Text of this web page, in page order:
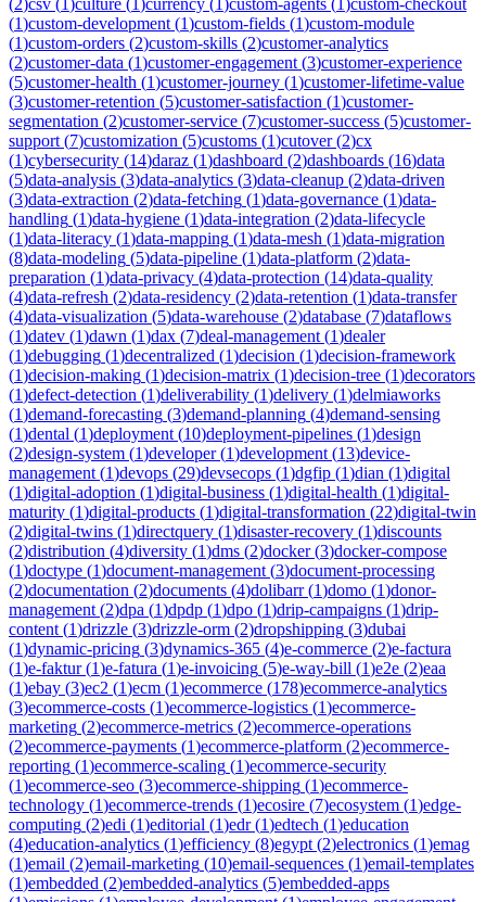
(1)custom-development (1)custom-fields (1)custom-module
(1)custom-orders (2)custom-skills (2)customer-analytics
(2)customer-data (1)customer-engagement (3)customer-experience
(5)customer-health (1)customer-journey (1)customer-lifetime-value
(3)customer-retention (5)customer-satisfaction (1)customer-
segmentation (2)customer-service (7)customer-success (5)customer-
support (7)customization (5)customs (1)cutover(2)cx
(1)cybersecurity (14)daraz (1)dashboard (2)dashboards (16)data
(5)data-analysis (3)data-analytics (3)data-cleanup (2)data-driven
(3)data-extraction (2)data-fetching (1)data-governance (1)data-
handling (1)data-hygiene (1)data-integration (2)data-lifecycle
(1)data-literacy (1)data-mapping (1)data-mesh (1)data-migration
(8)data-modeling (5)data-pipeline (1)data-platform (2)data-
preparation (1)data-privacy (4)data-protection (14)data-quality
(4)data-refresh (2)data-residency (2)data-retention (1)data-transfer
(4)data-visualization (5)data-warehouse (2)database (7)dataflows
(1)datev (1)dawn (1)dax (7)deal-management (1)dealer
(1)debugging (1)decentralized (1)decision (1)decision-framework
(1)decision-making (1)decision-matrix (1)decision-tree (1)decorators
(1)defect-detection (1)deliverability (1)delivery (1)delmiaworks
(1)demand-forecasting (3)demand-planning (4)demand-sensing
(1)dental (1)deployment (10)deployment-pipelines (1)design
(2)design-system (1)developer(1)development (13)device-
management (1)devops (29)devsecops (1)dgfip (1)dian (1)digital
(1)digital-adoption (1)digital-business (1)digital-health (1)digital-
maturity (1)digital-products (1)digital-transformation (22)digital-twin
(2)digital-twins (1)directquery (1)disaster-recovery (1)discounts
(2)distribution (4)diversity (1)dms (2)docker(3)docker-compose
(1)doctype (1)document-management (3)document-processing
(2)documentation (2)documents (4)dolibarr(1)domo (1)donor-
management (2)dpa (1)dpdp (1)dpo (1)drip-campaigns (1)drip-
content (1)drizzle (3)drizzle-orm (2)dropshipping (3)dubai
(1)dynamic-pricing (3)dynamics-365 (4)e-commerce (2)e-factura
(1)e-faktur(1)e-fatura (1)e-invoicing (5)e-way-bill (1)e2e (2)eaa
(1)ebay (3)ec2 (1)ecm (1)ecommerce (178)ecommerce-analytics
(3)ecommerce-costs (1)ecommerce-logistics (1)ecommerce-
marketing (2)ecommerce-metrics (2)ecommerce-operations
(2)ecommerce-payments (1)ecommerce-platform (2)ecommerce-
reporting (1)ecommerce-scaling (1)ecommerce-security
(1)ecommerce-seo (3)ecommerce-shipping (1)ecommerce-
technology (1)ecommerce-trends (1)ecosire (7)ecosystem (1)edge-
computing (2)edi (1)editorial (1)edr(1)edtech (1)education
(4)education-analytics (1)efficiency (8)egypt (2)electronics (1)emag
(1)email (2)email-marketing (10)email-sequences (1)email-templates
(1)embedded (2)embedded-analytics (5)embedded-apps